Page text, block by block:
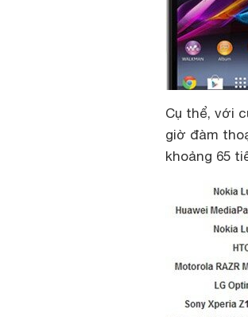
Cụ thể, với
giờ đàm
khoảng 65